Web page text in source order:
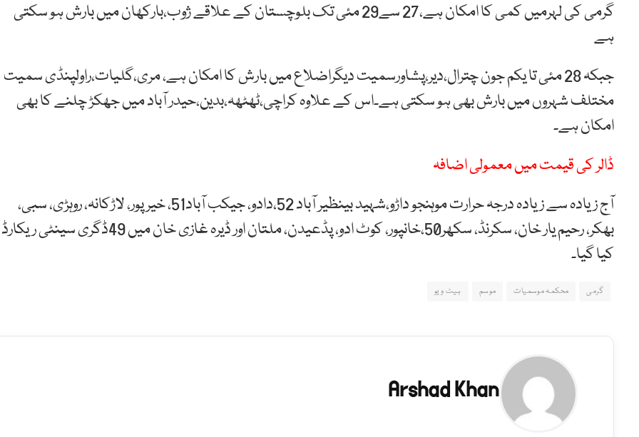
گرمی کی لہرمیں کمی کا امکان ہے،27 سے29 مئی تک بلوچستان کے علاقے ژوب،بارکھان میں بارش ہو سکتی
ہے
جبکہ 28 مئی تا یکم جون چترال،دیر،پشاورسمیت دیگراضلاع میں بارش کا امکان ہے، مری،گلیات،راولپنڈی سمیت
مختلف شہروں میں بارش بھی ہو سکتی ہے۔اس کے علاوہ کراچی،ٹھٹھہ،بدین،حیدر آباد میں جھکڑ چلنے کا بھی
امکان ہے۔
ڈالر کی قیمت میں معمولی اضافہ
آج زیادہ سے زیادہ درجہ حرارت موہنجو داڑو،شہید بینظیر آباد 52،دادو، جیکب آباد51، خیر پور، لاڑکانہ، روہڑی، سبی،
بھکر، رحیم یار خان، سکرنڈ، سکھر50،خانپور، کوٹ ادو، پڈعیدن، ملتان اور ڈیرہ غازی خان میں 49ڈگری سینٹی ریکارڈ
کیا گیا۔
گرمی محکمہ موسمیات موسم ہیٹ ویو
Arshad Khan